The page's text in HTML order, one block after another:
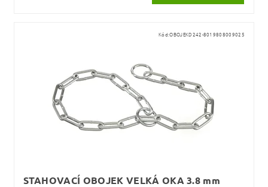
Kód:OBOJEKD242-8019808009025
STAHOVACÍ OBOJEK VELKÁ OKA 3.8 mm